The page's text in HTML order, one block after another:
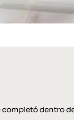
completó dentro